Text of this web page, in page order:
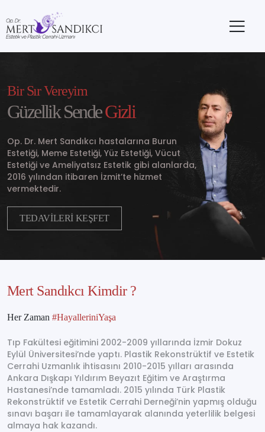
Bir Sır Vereyim
Güzellik SendeGizli
Op. Dr. Mert Sandıkcı hastalarına Burun
Estetiği, Meme Estetiği, Yüz Estetiği, Vücut
Estetiği ve Ameliyatsız Estetik gibi alanlarda,
2016 yılından itibaren İzmit’te hizmet
vermektedir.
TEDAVİLERİ KEŞFET
Mert Sandıkcı Kimdir ?
Her Zaman #HayalleriniYaşa
Tıp Fakültesi eğitimini 2002-2009 yıllarında İzmir Dokuz
Eylül Üniversitesi’nde yaptı. Plastik Rekonstrüktif ve Estetik
Cerrahi Uzmanlık ihtisasını 2010-2015 yılları arasında
Ankara Dışkapı Yıldırım Beyazıt Eğitim ve Araştırma
Hastanesi’nde tamamladı. 2015 yılında Türk Plastik
Rekonstrüktif ve Estetik Cerrahi Derneği’nin yapmış olduğu
sınavı başarı ile tamamlayarak alanında yeterlilik belgesi
almaya hak kazandı.